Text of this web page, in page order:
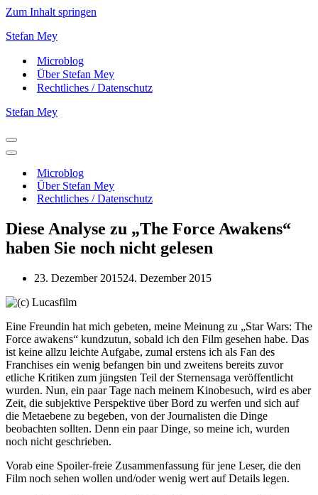
Zum Inhalt springen
Stefan Mey
Microblog
Über Stefan Mey
Rechtliches / Datenschutz
Stefan Mey
Navigationsmenü
Navigationsmenü
Microblog
Über Stefan Mey
Rechtliches / Datenschutz
Diese Analyse zu „The Force Awakens“
haben Sie noch nicht gelesen
23. Dezember 201524. Dezember 2015
Eine Freundin hat mich gebeten, meine Meinung zu „Star Wars: The
Force awakens“ kundzutun, sobald ich den Film gesehen habe. Das
ist keine allzu leichte Aufgabe, zumal erstens ich als Fan des
Franchises ein wenig befangen bin und zweitens bereits zuvor
etliche Kritiken zum jüngsten Teil der Sternensaga veröffentlicht
wurden. Nun, ein paar Tage nach meinem Kinobesuch, wird es aber
Zeit, die subjektive Perspektive über Bord zu werfen und sich auf
die Metaebene zu begeben, von der Journalisten die Dinge
beobachten sollten. Denn ein paar Dinge, so meine ich, wurden
noch nicht geschrieben.
Vorab eine Spoiler-freie Zusammenfassung für jene Leser, die den
Film noch sehen wollen und/oder wenig wert auf Details legen.